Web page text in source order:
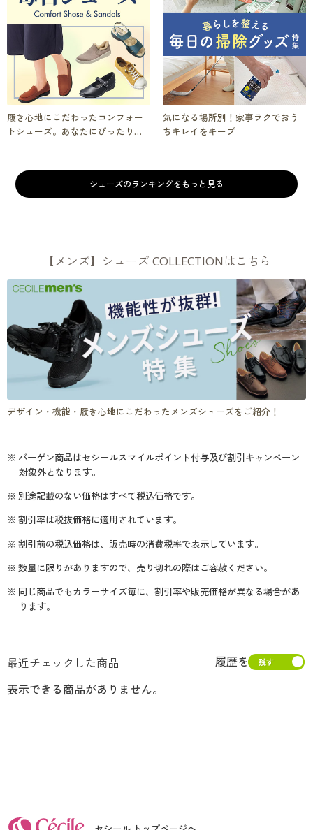
履き心地にこだわったコンフォー
トシューズ。あなたにぴったりの1
気になる場所別！家事ラクでおう
ちキレイをキープ
シューズのランキングをもっと見る
【メンズ】シューズ COLLECTIONはこちら
デザイン・機能・履き心地にこだわったメンズシューズをご紹介！
※ バーゲン商品はセシールスマイルポイント付与及び割引キャンペーン
対象外となります。
※ 別途記載のない価格はすべて税込価格です。
※ 割引率は税抜価格に適用されています。
※ 割引前の税込価格は、販売時の消費税率で表示しています。
※ 数量に限りがありますので、売り切れの際はご容赦ください。
※ 同じ商品でもカラーサイズ毎に、割引率や販売価格が異なる場合があ
ります。
最近チェックした商品
履歴を
表示できる商品がありません。